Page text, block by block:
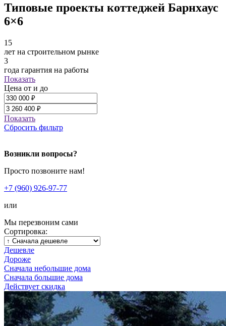
Типовые проекты коттеджей Барнхаус
6×6
15
лет на строительном рынке
3
года гарантия на работы
Показать
Цена от и до
Показать
Сбросить фильтр
Возникли вопросы?
Просто позвоните нам!
+7 (960) 926-97-77
или
Мы перезвоним сами
Сортировка:
Дешевле
Дороже
Сначала небольшие дома
Сначала большие дома
Действует скидка